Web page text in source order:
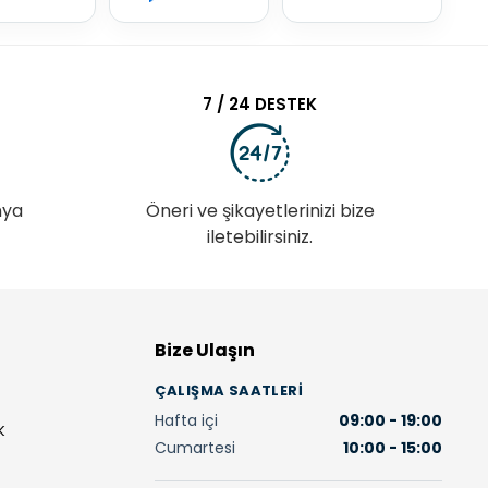
7 / 24 DESTEK
Öneri ve şikayetlerinizi bize
iletebilirsiniz.
Bize Ulaşın
ÇALIŞMA SAATLERI
Hafta içi
09:00 - 19:00
Cumartesi
10:00 - 15:00